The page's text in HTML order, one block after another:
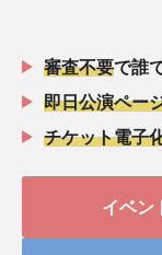
審査不要で誰
即日公演ペー
チケット電子
イベン